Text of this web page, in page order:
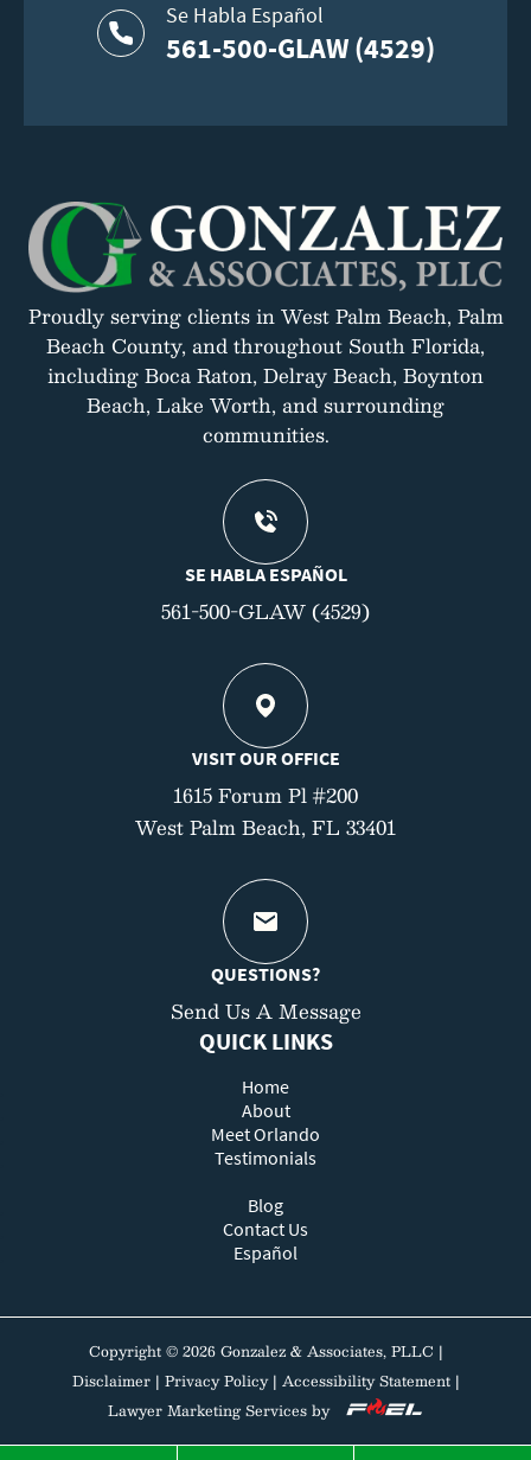
Se Habla Español
561-500-GLAW (4529)
Proudly serving clients in West Palm Beach, Palm
Beach County, and throughout South Florida,
including Boca Raton, Delray Beach, Boynton
Beach, Lake Worth, and surrounding
communities.
SE HABLA ESPAÑOL
561-500-GLAW (4529)
VISIT OUR OFFICE
1615 Forum Pl #200
West Palm Beach, FL 33401
QUESTIONS?
Send Us A Message
QUICK LINKS
Home
About
Meet Orlando
Testimonials
Blog
Contact Us
Español
Copyright © 2026 Gonzalez & Associates, PLLC |
Disclaimer | Privacy Policy | Accessibility Statement |
Lawyer Marketing Services by